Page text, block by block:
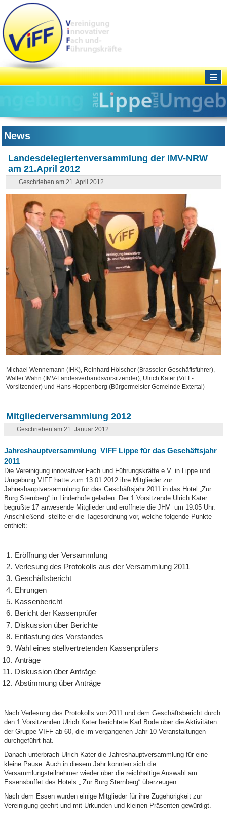
≡
News
Landesdelegiertenversammlung der IMV-NRW
am 21.April 2012
Geschrieben am 21. April 2012
Michael Wennemann (IHK), Reinhard Hölscher (Brasseler-Geschäftsführer),
Walter Wahn (IMV-Landesverbandsvorsitzender), Ulrich Kater (ViFF-
Vorsitzender) und Hans Hoppenberg (Bürgermeister Gemeinde Extertal)
Mitgliederversammlung 2012
Geschrieben am 21. Januar 2012
Jahreshauptversammlung VIFF Lippe für das Geschäftsjahr
2011
Die Vereinigung innovativer Fach und Führungskräfte e.V. in Lippe und
Umgebung VIFF hatte zum 13.01.2012 ihre Mitglieder zur
Jahreshauptversammlung für das Geschäftsjahr 2011 in das Hotel „Zur
Burg Sternberg“ in Linderhofe geladen. Der 1.Vorsitzende Ulrich Kater
begrüßte 17 anwesende Mitglieder und eröffnete die JHV um 19.05 Uhr.
Anschließend stellte er die Tagesordnung vor, welche folgende Punkte
enthielt:
Eröffnung der Versammlung
Verlesung des Protokolls aus der Versammlung 2011
Geschäftsbericht
Ehrungen
Kassenbericht
Bericht der Kassenprüfer
Diskussion über Berichte
Entlastung des Vorstandes
Wahl eines stellvertretenden Kassenprüfers
Anträge
Diskussion über Anträge
Abstimmung über Anträge
Nach Verlesung des Protokolls von 2011 und dem Geschäftsbericht durch
den 1.Vorsitzenden Ulrich Kater berichtete Karl Bode über die Aktivitäten
der Gruppe VIFF ab 60, die im vergangenen Jahr 10 Veranstaltungen
durchgeführt hat.
Danach unterbrach Ulrich Kater die Jahreshauptversammlung für eine
kleine Pause. Auch in diesem Jahr konnten sich die
Versammlungsteilnehmer wieder über die reichhaltige Auswahl am
Essensbuffet des Hotels „ Zur Burg Sternberg“ überzeugen.
Nach dem Essen wurden einige Mitglieder für ihre Zugehörigkeit zur
Vereinigung geehrt und mit Urkunden und kleinen Präsenten gewürdigt.